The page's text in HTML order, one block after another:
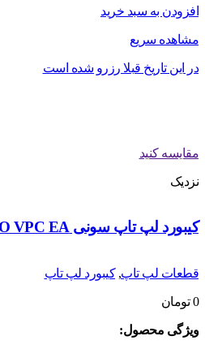
افزودن به سبد خرید
مشاهده سریع
در این تاریخ قبلا رزرو شده است
مقایسه کنید
نزدیک
کیبورد لپ تاپ سونی Sony VAIO VPC EA
قطعات لپ تاپ,کیبورد لپ تاپ
0 تومان
ویژگی محصول: